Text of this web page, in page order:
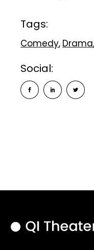
Tags:
Comedy Drama
Social: